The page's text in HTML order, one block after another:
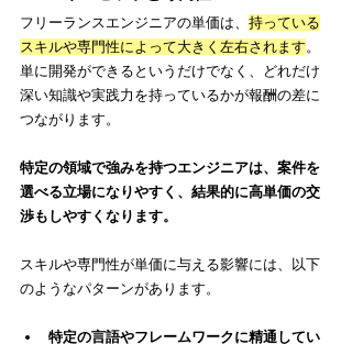
フリーランスエンジニアの単価は、 持っている
スキルや専門性によって大きく左右されます。
単に開発ができるというだけでなく、どれだけ
深い知識や実践力を持っているかが報酬の差に
つながります。
特定の領域で強みを持つエンジニアは、案件を
選べる立場になりやすく、結果的に高単価の交
渉もしやすくなります。
スキルや専門性が単価に与える影響には、以下
のようなパターンがあります。
特定の言語やフレームワークに精通してい